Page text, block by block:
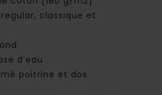
classique et
d’eau
poitrine et dos